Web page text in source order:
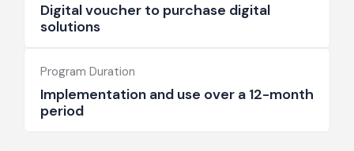
Digital voucher to purchase digital
solutions
Program Duration
Implementation and use over a 12-month
period